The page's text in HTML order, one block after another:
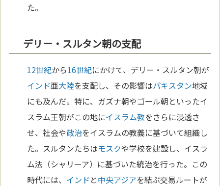
た。
デリー・スルタン朝の支配
12世紀から16世紀にかけて、デリー・スルタン朝が
インド亜大陸を支配し、その影響はパキスタン地域
にも及んだ。特に、ガズナ朝やゴール朝といったイ
スラム王朝がこの地にイスラム教をさらに浸透さ
せ、社会や政治をイスラムの教義に基づいて組織し
た。スルタンたちはモスクや学校を建設し、イスラ
ム法（シャリーア）に基づいた統治を行った。この
時代には、 インド と中央アジアを結ぶ交易ルートが